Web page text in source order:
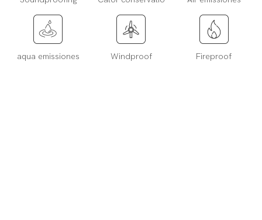
aqua emissiones Windproof Fireproof